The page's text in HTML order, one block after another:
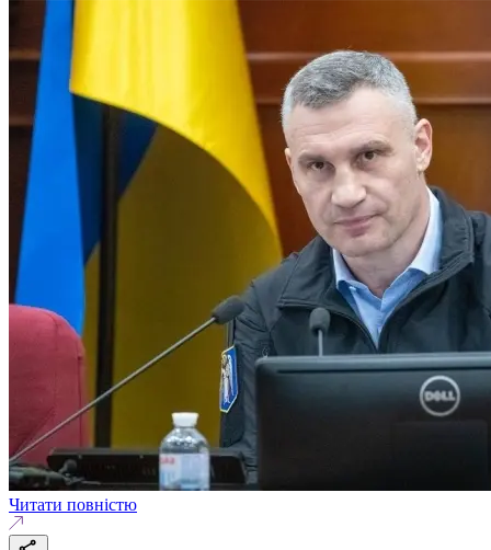
Читати повністю